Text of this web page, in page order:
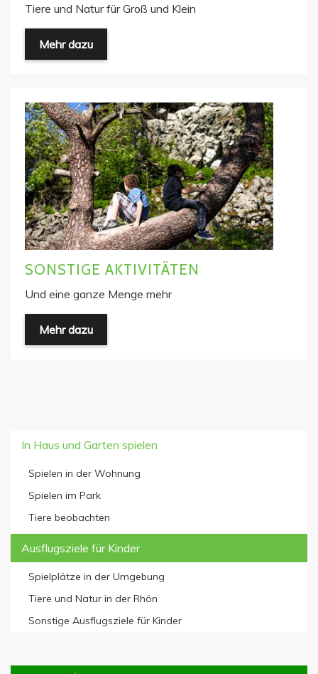
Tiere und Natur für Groß und Klein
Mehr dazu
SONSTIGE AKTIVITÄTEN
Und eine ganze Menge mehr
Mehr dazu
In Haus und Garten spielen
Spielen in der Wohnung
Spielen im Park
Tiere beobachten
Ausflugsziele für Kinder
Spielplätze in der Umgebung
Tiere und Natur in der Rhön
Sonstige Ausflugsziele für Kinder